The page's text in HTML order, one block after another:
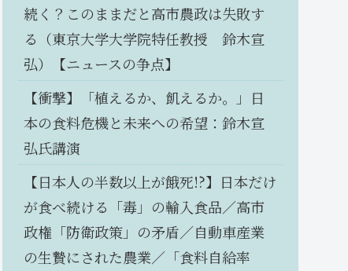
続く？このままだと高市農政は失敗す
る（東京大学大学院特任教授 鈴木宣
弘）【ニュースの争点】
【衝撃】「植えるか、飢えるか。」日
本の食料危機と未来への希望：鈴木宣
弘氏講演
【日本人の半数以上が餓死!?】日本だけ
が食べ続ける「毒」の輸入食品／高市
政権「防衛政策」の矛盾／自動車産業
の生贄にされた農業／「食料自給率